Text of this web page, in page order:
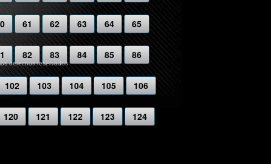
61 62 63 64 65
82 83 84 85 86
102 103 104 105 106
120 121 122 123 124
derechos reservados.